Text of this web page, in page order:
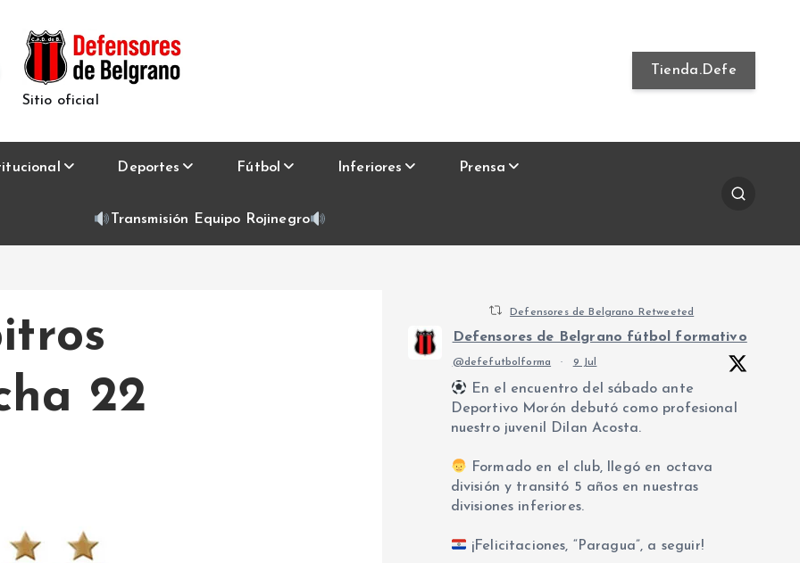
Sitio oficial
Tienda.Defe
Deportes Fútbol Inferiores Prensa
Transmisión Equipo Rojinegro
22
Defensores de Belgrano Retweeted
Defensores de Belgrano fútbol formativo
@defefutbolforma · 9 Jul
En el encuentro del sábado ante
Deportivo Morón debutó como profesional
nuestro juvenil Dilan Acosta.
Formado en el club, llegó en octava
división y transitó 5 años en nuestras
divisiones inferiores.
¡Felicitaciones, “Paragua”, a seguir!